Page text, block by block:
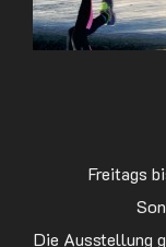
Freitags
Die Ausstellung